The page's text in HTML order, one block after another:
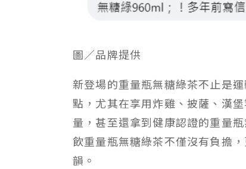
圖／品牌提供
新登場的重量瓶無糖綠茶不止是
點，尤其在享用炸雞、披薩、漢
量，甚至還拿到健康認證的重量
飲重量瓶無糖綠茶不僅沒有負擔
韻。